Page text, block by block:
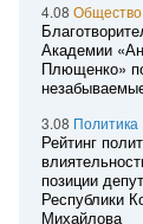
4.08 Общество
Академии
Плющенко»
3.08 Политика
Рейтинг
позиции
Республики
Михайлова